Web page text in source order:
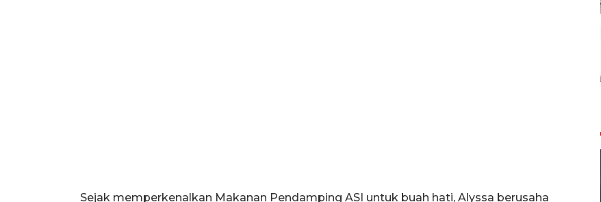
Sejak memperkenalkan Makanan Pendamping ASI untuk buah hati, Alyssa berusaha